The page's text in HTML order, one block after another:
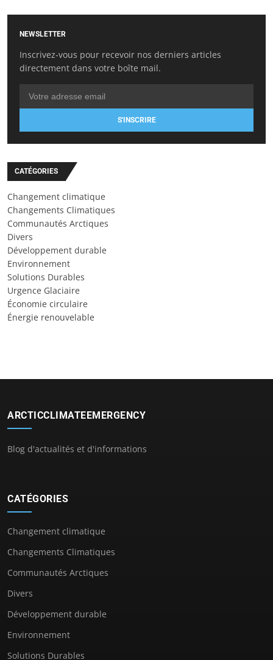
NEWSLETTER
Inscrivez-vous pour recevoir nos derniers articles
directement dans votre boîte mail.
S'INSCRIRE
CATÉGORIES
Changement climatique
Changements Climatiques
Communautés Arctiques
Divers
Développement durable
Environnement
Solutions Durables
Urgence Glaciaire
Économie circulaire
Énergie renouvelable
ARCTICCLIMATEEMERGENCY
Blog d'actualités et d'informations
CATÉGORIES
Changement climatique
Changements Climatiques
Communautés Arctiques
Divers
Développement durable
Environnement
Solutions Durables